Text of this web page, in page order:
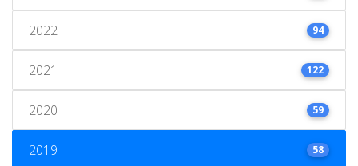
2022 94
2021 122
2020 59
2019 58